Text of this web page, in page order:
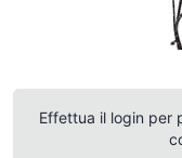
Effettua il login per